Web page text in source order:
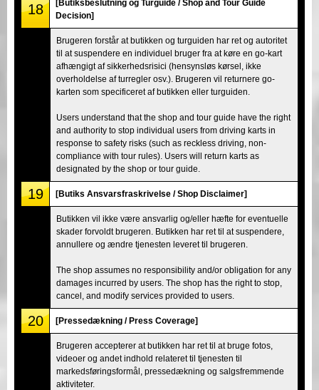
18
[Butiksbeslutning og Turguide / Shop and Tour Guide
Decision]
Brugeren forstår at butikken og turguiden har ret og autoritet
til at suspendere en individuel bruger fra at køre en go-kart
afhængigt af sikkerhedsrisici (hensynsløs kørsel, ikke
overholdelse af turregler osv.). Brugeren vil returnere go-
karten som specificeret af butikken eller turguiden.
Users understand that the shop and tour guide have the right
and authority to stop individual users from driving karts in
response to safety risks (such as reckless driving, non-
compliance with tour rules). Users will return karts as
designated by the shop or tour guide.
19 [Butiks Ansvarsfraskrivelse / Shop Disclaimer]
Butikken vil ikke være ansvarlig og/eller hæfte for eventuelle
skader forvoldt brugeren. Butikken har ret til at suspendere,
annullere og ændre tjenesten leveret til brugeren.
The shop assumes no responsibility and/or obligation for any
damages incurred by users. The shop has the right to stop,
cancel, and modify services provided to users.
20 [Pressedækning / Press Coverage]
Brugeren accepterer at butikken har ret til at bruge fotos,
videoer og andet indhold relateret til tjenesten til
markedsføringsformål, pressedækning og salgsfremmende
aktiviteter.